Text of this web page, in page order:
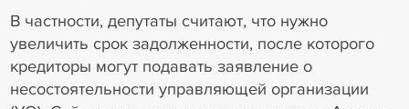
В частности, депутаты считают, что нужно
увеличить срок задолженности, после которого
кредиторы могут подавать заявление о
несостоятельности управляющей организации